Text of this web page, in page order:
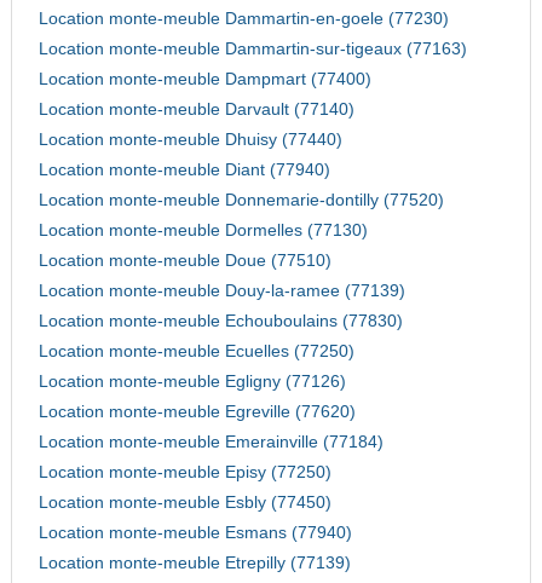
Location monte-meuble Dammartin-en-goele (77230)
Location monte-meuble Dammartin-sur-tigeaux (77163)
Location monte-meuble Dampmart (77400)
Location monte-meuble Darvault (77140)
Location monte-meuble Dhuisy (77440)
Location monte-meuble Diant (77940)
Location monte-meuble Donnemarie-dontilly (77520)
Location monte-meuble Dormelles (77130)
Location monte-meuble Doue (77510)
Location monte-meuble Douy-la-ramee (77139)
Location monte-meuble Echouboulains (77830)
Location monte-meuble Ecuelles (77250)
Location monte-meuble Egligny (77126)
Location monte-meuble Egreville (77620)
Location monte-meuble Emerainville (77184)
Location monte-meuble Episy (77250)
Location monte-meuble Esbly (77450)
Location monte-meuble Esmans (77940)
Location monte-meuble Etrepilly (77139)